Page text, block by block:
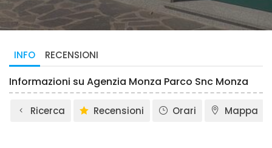
INFO RECENSIONI
Informazioni su Agenzia Monza Parco Snc Monza
Ricerca Recensioni Orari Mappa